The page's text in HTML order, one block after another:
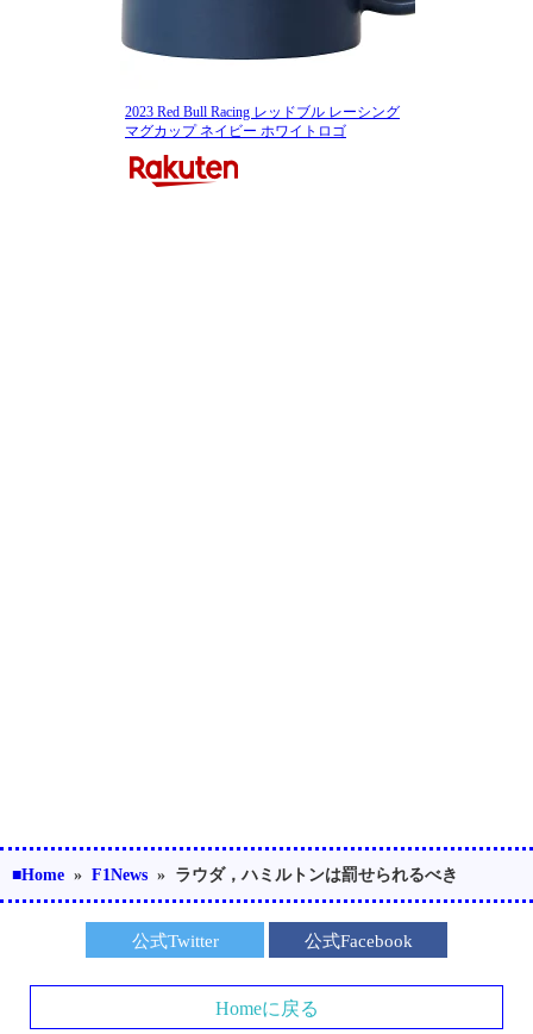
2023 Red Bull Racing レッドブル レーシング
マグカップ ネイビー ホワイトロゴ
■Home » F1News » ラウダ，ハミルトンは罰せられるべき
公式Twitter 公式Facebook
Homeに戻る